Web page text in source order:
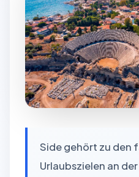
Side gehört zu den
Urlaubszielen an